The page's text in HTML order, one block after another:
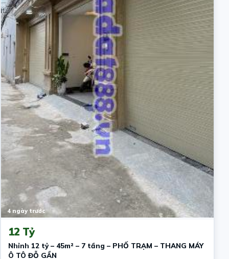
4 ngày trước
12 Tỷ
Nhỉnh 12 tỷ – 45m² – 7 tầng – PHỐ TRẠM – THANG MÁY
Ô TÔ ĐỖ GẦN